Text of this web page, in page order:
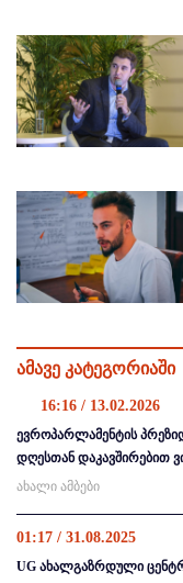
ამავე კატეგორიაში
16:16 / 13.02.2026
ევროპარლამენტის
დღესთან დაკავშირებით
ახალი ამბები
01:17 / 31.08.2025
UG ახალგაზრდული